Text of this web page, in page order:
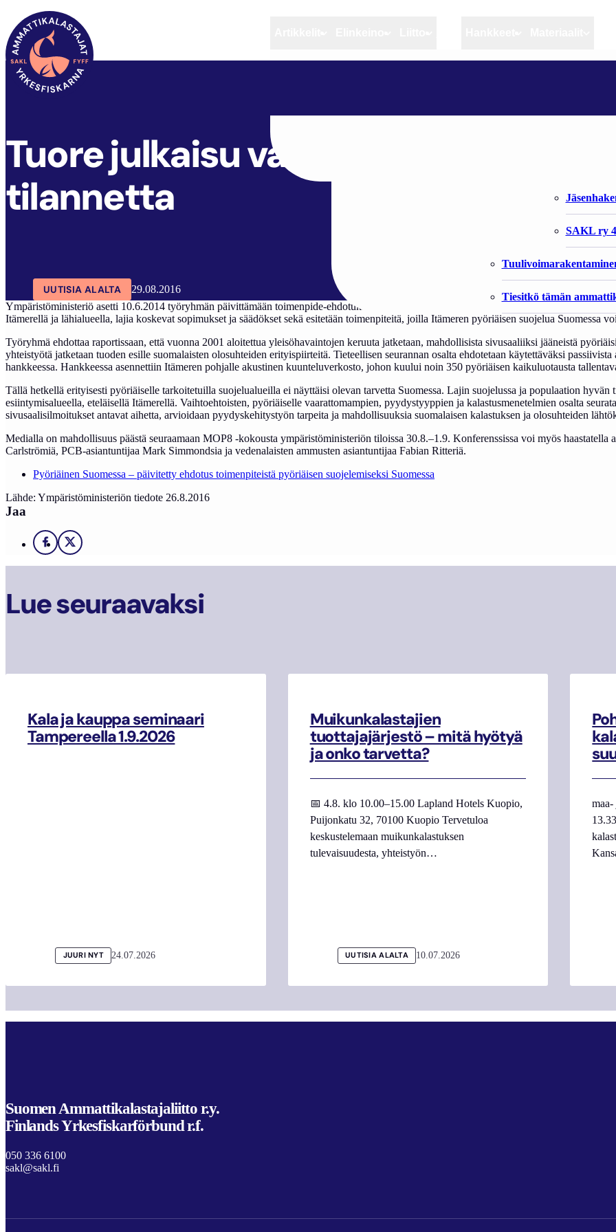
Artikkelit Elinkeino
Rannikko ja
Elinkeinokalatalouden
Kalat ja kalatalous
Vahinkoeläimet
Tiesitkö tämän
Liitto
Liiton
SAKL ry
SAKL ARTIKKELIT
Tuore julkaisu valottaa pyöriäisen
tilannetta
UUTISIA ALALTA
29.08.2016
Ympäristöministeriö asetti 10.6.2014 työryhmän päivittämään toimenpide-ehdotuksen pyöriäisen suojelua edistävien toimien toteuttamisesta
Itämerellä ja lähialueella, lajia koskevat sopimukset ja säädökset sekä esitetään toimenpiteitä, joilla Itämeren pyöriäisen suojelua Suomessa
Työryhmä ehdottaa raportissaan, että vuonna 2001 aloitettua yleisöhavaintojen keruuta jatketaan, mahdollisista sivusaaliiksi jääneistä
yhteistyötä jatketaan tuoden esille suomalaisten olosuhteiden erityispiirteitä. Tieteellisen seurannan osalta ehdotetaan käytettäväksi
hankkeessa. Hankkeessa asennettiin Itämeren pohjalle akustinen kuunteluverkosto, johon kuului noin 350 pyöriäisen kaikuluotausta
Tällä hetkellä erityisesti pyöriäiselle tarkoitetuilla suojelualueilla ei näyttäisi olevan tarvetta Suomessa. Lajin suojelussa ja populaation hyvän
esiintymisalueella, eteläisellä Itämerellä. Vaihtoehtoisten, pyöriäiselle vaarattomampien, pyydystyyppien ja kalastusmenetelmien osalta
sivusaalisilmoitukset antavat aihetta, arvioidaan pyydyskehitystyön tarpeita ja mahdollisuuksia suomalaisen kalastuksen ja olosuhteiden
Medialla on mahdollisuus päästä seuraamaan MOP8 -kokousta ympäristöministeriön tiloissa 30.8.–1.9. Konferenssissa voi myös
Carlströmiä, PCB-asiantuntijaa Mark Simmondsia ja vedenalaisten ammusten asiantuntijaa Fabian Ritteriä.
Pyöriäinen Suomessa – päivitetty ehdotus toimenpiteistä pyöriäisen suojelemiseksi Suomessa
Lähde: Ympäristöministeriön tiedote 26.8.2016
Jaa
Facebook
X
Lue seuraavaksi
Kala ja kauppa seminaari
Tampereella 1.9.2026
JUURI NYT 24.07.2026
Muikunkalastajien
tuottajajärjestö – mitä hyötyä
ja onko tarvetta?
📅 4.8. klo 10.00–15.00 Lapland Hotels Kuopio,
Puijonkatu 32, 70100 Kuopio Tervetuloa
keskustelemaan muikunkalastuksen
tulevaisuudesta, yhteistyön…
UUTISIA ALALTA 10.07.2026
Suomen Ammattikalastajaliitto r.y.
Finlands Yrkesfiskarförbund r.f.
050 336 6100
sakl@sakl.fi